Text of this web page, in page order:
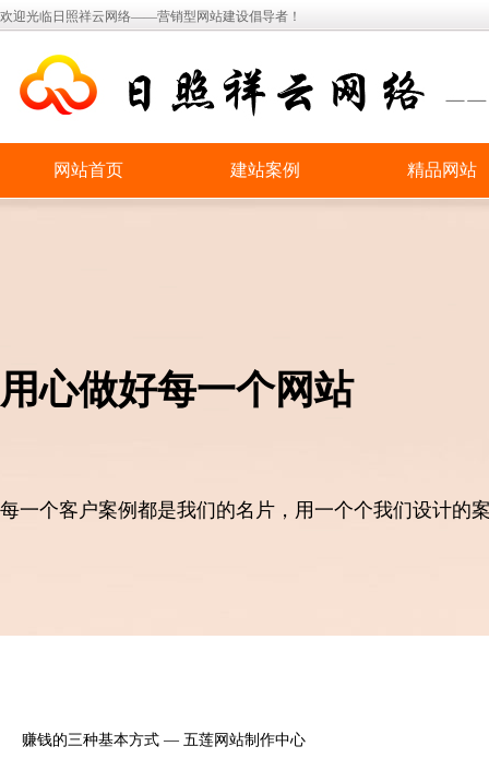
欢迎光临日照祥云网络——营销型网站建设倡导者！
网站首页 建站案例 精品网站
用心做好每一个网站
每一个客户案例都是我们的名片，用一个个我们设计的
赚钱的三种基本方式 — 五莲网站制作中心